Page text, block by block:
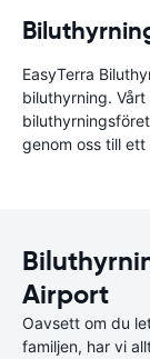
EasyTerra
biluthyrning.
genom oss till
Airport
Oavsett om du
familjen, har vi